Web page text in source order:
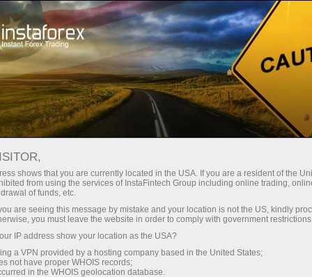
Начинающим
Формы и методы торговли
23.01.2024 14:38
Формы и методы торговли
shows that you are currently located in the USA. If you are a resident of the
from using the services of InstaFintech Group including online trading,
of funds, etc.
are seeing this message by mistake and your location is not the US, kindly
you must leave the website in order to comply with government
IP address show your location as the USA?
a VPN provided by a hosting company based in the United States;
not have proper WHOIS records;
in the WHOIS geolocation database.